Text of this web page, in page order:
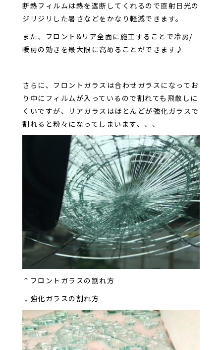
断熱フィルムは熱を遮断してくれるので直射日光の
ジリジリした暑さなどをかなり軽減できます。
また、フロント&リア全面に施工することで冷房/
暖房の効きを最大限に高めることができます♪
さらに、フロントガラスは合わせガラスになってお
り中にフィルムが入っているので割れても飛散しに
くいですが、リアガラスはほとんどが強化ガラスで
割れると粉々になってしまいます、、、
↑フロントガラスの割れ方
↓強化ガラスの割れ方